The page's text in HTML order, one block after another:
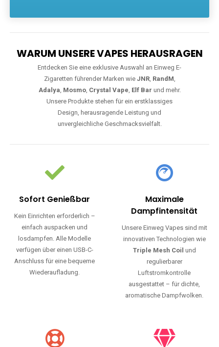
WARUM UNSERE VAPES HERAUSRAGEN
Entdecken Sie eine exklusive Auswahl an Einweg E-
Zigaretten führender Marken wie JNR, RandM,
Adalya, Mosmo, Crystal Vape, Elf Bar und mehr.
Unsere Produkte stehen für ein erstklassiges
Design, herausragende Leistung und
unvergleichliche Geschmacksvielfalt.
Sofort Genießbar
Kein Einrichten erforderlich –
einfach auspacken und
losdampfen. Alle Modelle
verfügen über einen USB-C-
Anschluss für eine bequeme
Wiederaufladung.
Maximale
Dampfintensität
Unsere Einweg Vapes sind mit
innovativen Technologien wie
Triple Mesh Coil und
regulierbarer
Luftstromkontrolle
ausgestattet – für dichte,
aromatische Dampfwolken.